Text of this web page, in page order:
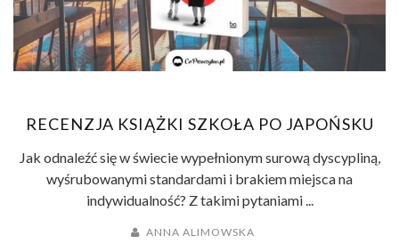
RECENZJA KSIĄŻKI SZKOŁA PO JAPOŃSKU
Jak odnaleźć się w świecie wypełnionym surową dyscypliną,
wyśrubowanymi standardami i brakiem miejsca na
indywidualność? Z takimi pytaniami ...
ANNA ALIMOWSKA